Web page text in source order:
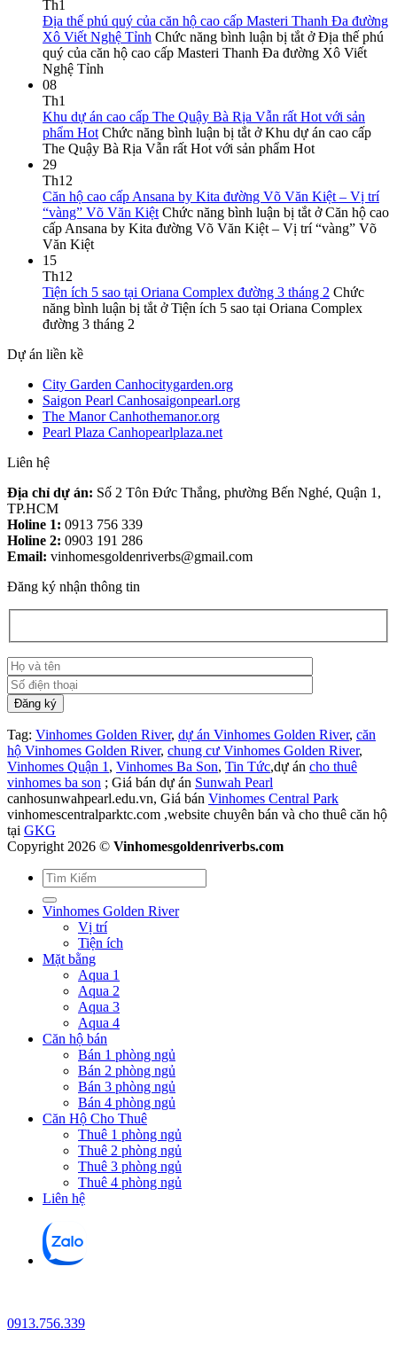
Th1
Địa thế phú quý của căn hộ cao cấp Masteri Thanh Đa đường
Xô Viết Nghệ Tỉnh Chức năng bình luận bị tắtở Địa thế phú
quý của căn hộ cao cấp Masteri Thanh Đa đường Xô Viết
Nghệ Tỉnh
08
Th1
Khu dự án cao cấp The Quậy Bà Rịa Vẫn rất Hot với sản
phẩm Hot Chức năng bình luận bị tắtở Khu dự án cao cấp
The Quậy Bà Rịa Vẫn rất Hot với sản phẩm Hot
29
Th12
Căn hộ cao cấp Ansana by Kita đường Võ Văn Kiệt – Vị trí
“vàng” Võ Văn Kiệt Chức năng bình luận bị tắtở Căn hộ cao
cấp Ansana by Kita đường Võ Văn Kiệt – Vị trí “vàng” Võ
Văn Kiệt
15
Th12
Tiện ích 5 sao tại Oriana Complex đường 3 tháng 2 Chức
năng bình luận bị tắtở Tiện ích 5 sao tại Oriana Complex
đường 3 tháng 2
Dự án liền kề
City Garden Canhocitygarden.org
Saigon Pearl Canhosaigonpearl.org
The Manor Canhothemanor.org
Pearl Plaza Canhopearlplaza.net
Liên hệ
Địa chỉ dự án: Số 2 Tôn Đức Thắng, phường Bến Nghé, Quận 1,
TP.HCM
Holine 1: 0913 756 339
Holine 2: 0903 191 286
Email: vinhomesgoldenriverbs@gmail.com
Đăng ký nhận thông tin
Tag: Vinhomes Golden River, dự án Vinhomes Golden River, căn
hộ Vinhomes Golden River, chung cư Vinhomes Golden River,
Vinhomes Quận 1 , Vinhomes Ba Son, Tin Tức,dự án cho thuê
vinhomes ba son ; Giá bán dự án Sunwah Pearl
canhosunwahpearl.edu.vn, Giá bán Vinhomes Central Park
vinhomescentralparktc.com ,website chuyên bán và cho thuê căn hộ
tại GKG
Copyright 2026 © Vinhomesgoldenriverbs.com
Vinhomes Golden River
Vị trí
Tiện ích
Mặt bằng
Aqua 1
Aqua 2
Aqua 3
Aqua 4
Căn hộ bán
Bán 1 phòng ngủ
Bán 2 phòng ngủ
Bán 3 phòng ngủ
Bán 4 phòng ngủ
Căn Hộ Cho Thuê
Thuê 1 phòng ngủ
Thuê 2 phòng ngủ
Thuê 3 phòng ngủ
Thuê 4 phòng ngủ
Liên hệ
0913.756.339